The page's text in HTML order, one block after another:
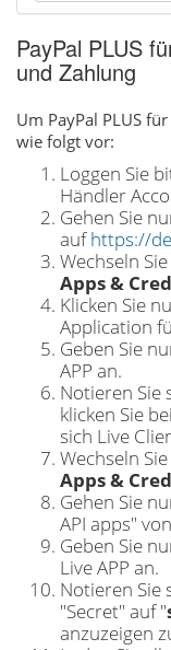
PayPal PLUS
und Zahlung
Um PayPal PLUS
wie folgt vor:
Loggen Sie
Händler
Gehen Sie
aufhttps://
Wechseln
Apps &
Klicken Sie
Application
Geben Sie
APP an.
Notieren Sie
klicken Sie
sich Live
Wechseln
Apps &
Gehen Sie
API apps"
Geben Sie
Live APP an.
Notieren Sie
"Secret" auf "
anzuzeigen